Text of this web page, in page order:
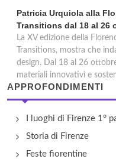
Patricia Urquiola alla
Transitions dal 18 al 26
La XV edizione della
Transitions, mostra che
design. Dal 18 al 26
materiali innovativi e
APPROFONDIMENTI
I luoghi di Firenze 1°
Storia di Firenze
Feste fiorentine